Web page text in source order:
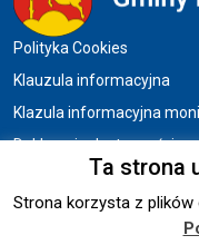
Menu w
Polityka Cookies
Klauzula informacyjna
Klazula informacyjna
Deklaracja dostępności
Ta strona
Strona korzysta z plików